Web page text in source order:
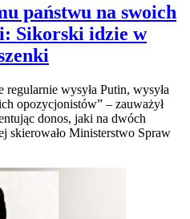
państwu na swoich
Sikorski idzie w
wysyła Putin, wysyła
opozycjonistów” – zauważył
donos, jaki na dwóch
skierowało Ministerstwo Spraw